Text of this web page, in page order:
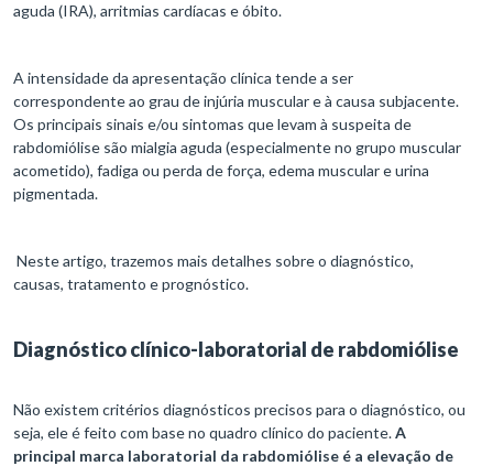
aguda (IRA), arritmias cardíacas e óbito.
A intensidade da apresentação clínica tende a ser
correspondente ao grau de injúria muscular e à causa subjacente.
Os principais sinais e/ou sintomas que levam à suspeita de
rabdomiólise são mialgia aguda (especialmente no grupo muscular
acometido), fadiga ou perda de força, edema muscular e urina
pigmentada.
Neste artigo, trazemos mais detalhes sobre o diagnóstico,
causas, tratamento e prognóstico.
Diagnóstico clínico-laboratorial de rabdomiólise
Não existem critérios diagnósticos precisos para o diagnóstico, ou
seja, ele é feito com base no quadro clínico do paciente.A
principal marca laboratorial da rabdomiólise é a elevação de